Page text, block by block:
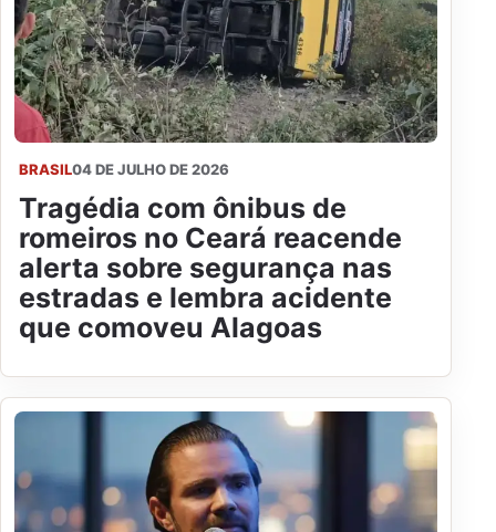
BRASIL04 DE JULHO DE 2026
Tragédia com ônibus de
romeiros no Ceará reacende
alerta sobre segurança nas
estradas e lembra acidente
que comoveu Alagoas